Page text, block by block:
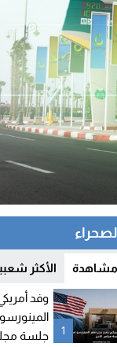
مشاهدة الأكثر
1
وفد
جلسة